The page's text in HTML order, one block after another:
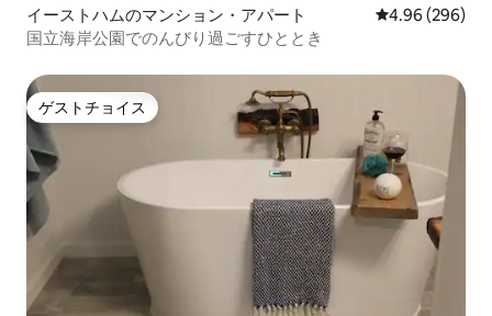
イーストハムのマンション・アパート レビュー296
4.96 (296)
国立海岸公園でのんびり過ごすひととき
ゲストチョイス
ゲストチョイス